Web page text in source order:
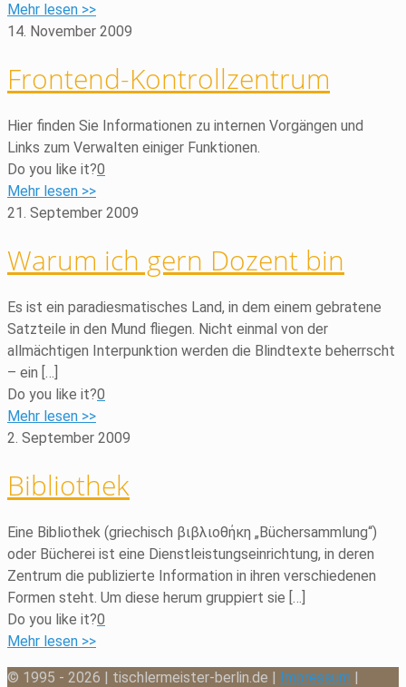
Mehr lesen >>
14. November 2009
Frontend-Kontrollzentrum
Hier finden Sie Informationen zu internen Vorgängen und
Links zum Verwalten einiger Funktionen.
Do you like it?0
Mehr lesen >>
21. September 2009
Warum ich gern Dozent bin
Es ist ein paradiesmatisches Land, in dem einem gebratene
Satzteile in den Mund fliegen. Nicht einmal von der
allmächtigen Interpunktion werden die Blindtexte beherrscht
– ein […]
Do you like it?0
Mehr lesen >>
2. September 2009
Bibliothek
Eine Bibliothek (griechisch βιβλιοθήκη „Büchersammlung“)
oder Bücherei ist eine Dienstleistungseinrichtung, in deren
Zentrum die publizierte Information in ihren verschiedenen
Formen steht. Um diese herum gruppiert sie […]
Do you like it?0
Mehr lesen >>
© 1995 - 2026 | tischlermeister-berlin.de | Impressum |